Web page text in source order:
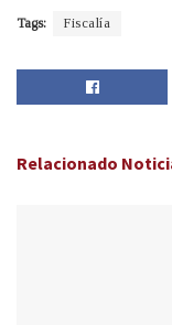
Tags: Fiscalía
Relacionado